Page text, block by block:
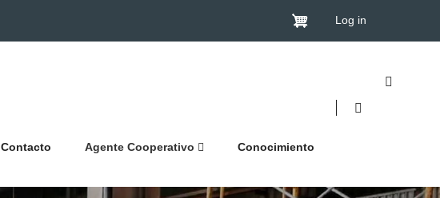
Log in
Contacto Agente Cooperativo Conocimiento